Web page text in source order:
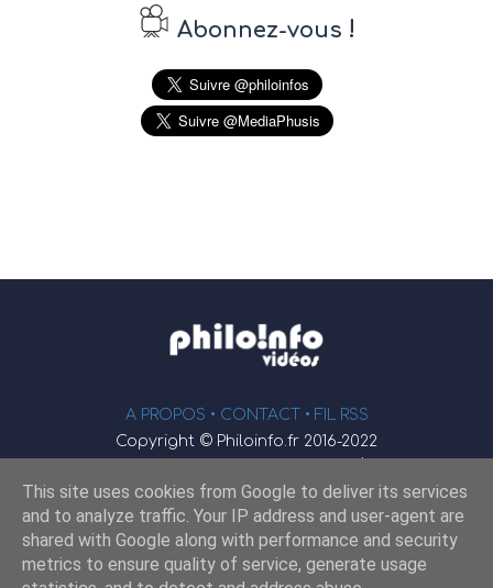
Abonnez-vous !
A PROPOS • CONTACT • FIL RSS
Copyright © Philoinfo.fr 2016-2022
φ
Webmaster : JEND
Retrouvez-nous sur
This site uses cookies from Google to deliver its services
and to analyze traffic. Your IP address and user-agent are
shared with Google along with performance and security
metrics to ensure quality of service, generate usage